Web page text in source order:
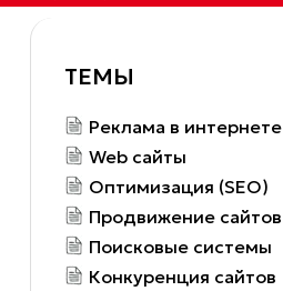
ТЕМЫ
Реклама в интернете
Web сайты
Оптимизация (SEO)
Продвижение сайтов
Поисковые системы
Конкуренция сайтов